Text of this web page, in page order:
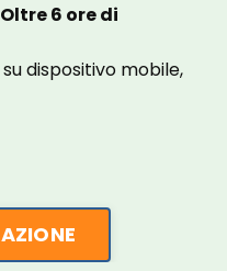
6 ore di
dispositivo mobile,